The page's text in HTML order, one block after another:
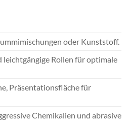
oder Kunststoff.
leichtgängige Rollen für optimale
Präsentationsfläche für
Chemikalien und abrasive